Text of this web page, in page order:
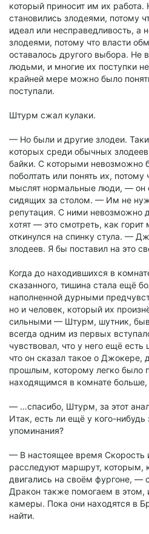
который приносит им их работа.
становились злодеями, потому
идеал или несправедливость, а
злодеями, потому что власти
оставалось другого выбора. Не
людьми, и многие их поступки
крайней мере можно было
поступали.
Штурм сжал кулаки.
— Но были и другие злодеи.
которых среди обычных
байки. С которыми невозможно
поболтать или понять их,
мыслят нормальные люди, — он
сидящих за столом. — Им не
репутация. С ними невозможно
хотят — это смотреть, как
откинулся на спинку стула. —
злодеев. Я бы поставил на это
Когда до находившихся в
сказанного, тишина стала ещё
наполненной дурными
но и человек, который их
сильными — Штурм, шутник,
всегда одним из первых
чувствовал, что у него ещё
что он сказал такое о Джокере,
прошлым, которому легко было
находящимся в комнате больше,
— …спасибо, Штурм, за этот
Итак, есть ли ещё у кого-
упоминания?
— В настоящее время Скорость
расследуют маршрут,
двигались на своём фургоне,
Дракон также помогаем в этом,
камеры. Пока они находятся в
найти.